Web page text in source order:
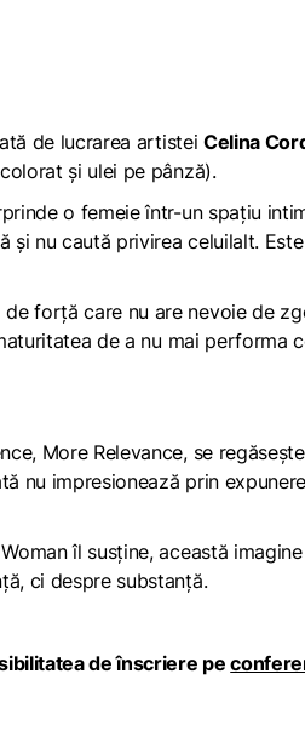
de lucrarea artistei Celina
și ulei pe pânză).
o femeie într-un spațiu
nu caută privirea celuilalt.
forță care nu are nevoie de
de a nu mai performa
More Relevance, se
nu impresionează prin
îl susține, această
ci despre substanță.
de înscriere pe